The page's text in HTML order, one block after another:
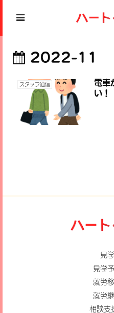
2022-11
スタッフ通信
電車
い！
見
見学
就労
就労
相談支